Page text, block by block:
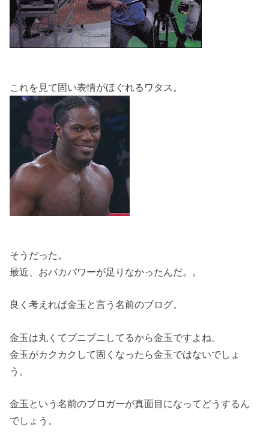
これを見て固い表情がほぐれるワタス。
そうだった。
最近、おバカパワーが足りなかったんだ。。
良く考えれば金玉と言う名前のブログ。
金玉は丸くてプニプニしてるから金玉ですよね。
金玉がカクカクして固くなったら金玉ではないでしょ
う。
金玉という名前のブロガーが真面目になってどうするん
でしょう。